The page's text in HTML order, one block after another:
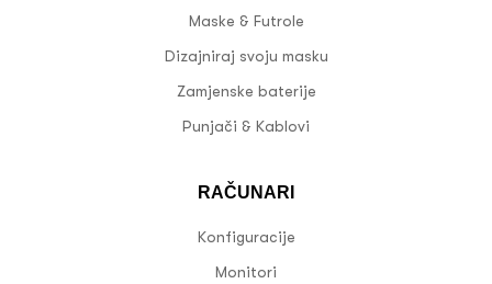
Maske & Futrole
Dizajniraj svoju masku
Zamjenske baterije
Punjači & Kablovi
RAČUNARI
Konfiguracije
Monitori